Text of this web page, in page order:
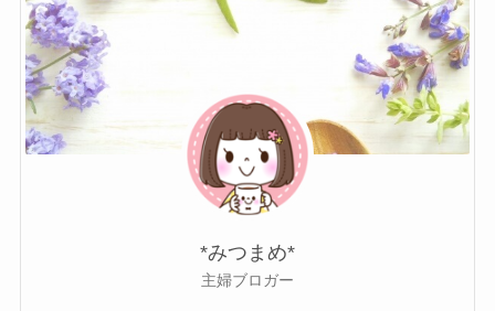
*みつまめ*
主婦ブロガー